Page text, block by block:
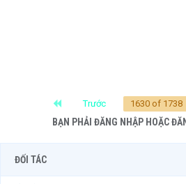
First Trước 1630 of 1738
BẠN PHẢI ĐĂNG NHẬP HOẶC
ĐỐI TÁC